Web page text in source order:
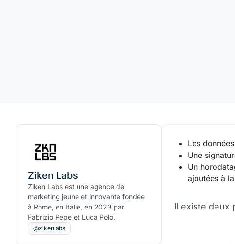
Les
Une
Un
ajoutées à
Il existe deux
Ziken Labs
Ziken Labs est une agence de
marketing jeune et innovante fondée
à Rome, en Italie, en 2023 par
Fabrizio Pepe et Luca Polo.
@zikenlabs